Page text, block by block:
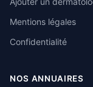
Mentions légales
Confidentialité
NOS ANNUAIRES